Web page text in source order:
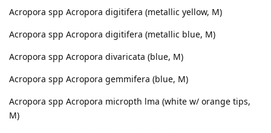
Acropora spp Acropora digitifera (metallic yellow, M)
Acropora spp Acropora digitifera (metallic blue, M)
Acropora spp Acropora divaricata (blue, M)
Acropora spp Acropora gemmifera (blue, M)
Acropora spp Acropora micropth lma (white w/ orange tips,
M)